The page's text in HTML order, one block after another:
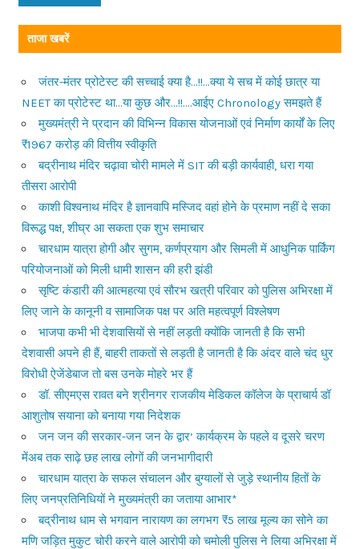
ताजा खबरें
जंतर-मंतर प्रोटेस्ट की सच्चाई क्या है…!!…क्या ये सच में कोई छात्र या
NEET का प्रोटेस्ट था…या कुछ और…!!….आईए Chronology समझते हैं
मुख्यमंत्री ने प्रदान की विभिन्न विकास योजनाओं एवं निर्माण कार्यों के लिए
₹1967 करोड़ की वित्तीय स्वीकृति
बद्रीनाथ मंदिर चढ़ावा चोरी मामले में SIT की बड़ी कार्यवाही, धरा गया
तीसरा आरोपी
काशी विश्वनाथ मंदिर है ज्ञानवापि मस्जिद वहां होने के प्रमाण नहीं दे सका
विरूद्ध पक्ष, शीघ्र आ सकता एक शुभ समाचार
चारधाम यात्रा होगी और सुगम, कर्णप्रयाग और सिमली में आधुनिक पार्किंग
परियोजनाओं को मिली धामी शासन की हरी झंडी
सृष्टि कंडारी की आत्महत्या एवं सौरभ खत्री परिवार को पुलिस अभिरक्षा में
लिए जाने के कानूनी व सामाजिक पक्ष पर अति महत्वपूर्ण विश्लेषण
भाजपा कभी भी देशवासियों से नहीं लड़ती क्योंकि जानती है कि सभी
देशवासी अपने ही हैं, बाहरी ताकतों से लड़ती है जानती है कि अंदर वाले चंद धुर
विरोधी ऐजेंडेबाज तो बस उनके मोहरे भर हैं
डॉ. सीएमएस रावत बने श्रीनगर राजकीय मेडिकल कॉलेज के प्राचार्य डॉ
आशुतोष सयाना को बनाया गया निदेशक
जन जन की सरकार-जन जन के द्वार’ कार्यक्रम के पहले व दूसरे चरण
मेंअब तक साढ़े छह लाख लोगों की जनभागीदारी
चारधाम यात्रा के सफल संचालन और बुग्यालों से जुड़े स्थानीय हितों के
लिए जनप्रतिनिधियों ने मुख्यमंत्री का जताया आभार*
बद्रीनाथ धाम से भगवान नारायण का लगभग ₹5 लाख मूल्य का सोने का
मणि जड़ित मुकुट चोरी करने वाले आरोपी को चमोली पुलिस ने लिया अभिरक्षा में